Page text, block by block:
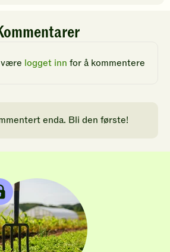
være logget inn for å kommentere
enda. Bli den første!